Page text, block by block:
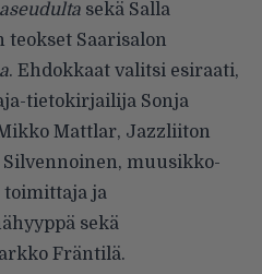
sekä Salla
teokset Saarisalon
. Ehdokkaat valitsi esiraati,
tietokirjailija Sonja
Mattlar, Jazzliiton
muusikko-
toimittaja ja
sekä
Fräntilä.